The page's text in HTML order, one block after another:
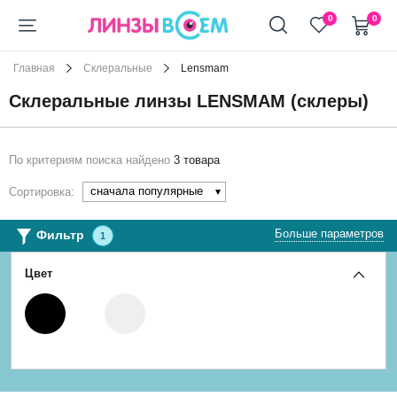
+7 (911) 944-90-10 0 0
Главная Склеральные Lensmam
Склеральные линзы LENSMAM (склеры)
По критериям поиска найдено 3 товара
Сортировка: сначала популярные
Фильтр 1 Больше параметров
Цвет